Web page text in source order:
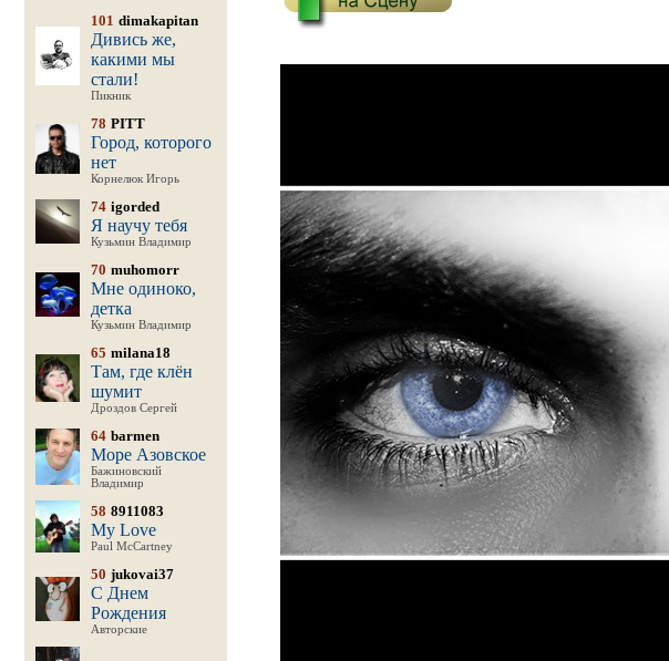
101 dimakapitan
Дивись же,
какими мы
стали!
Пикник
78 PITT
Город, которого
нет
Корнелюк Игорь
74 igorded
Я научу тебя
Кузьмин Владимир
70 muhomorr
Мне одиноко,
детка
Кузьмин Владимир
65 milana18
Там, где клён
шумит
Дроздов Сергей
64 barmen
Море Азовское
Бажиновский
Владимир
58 8911083
My Love
Paul McCartney
50 jukovai37
С Днем
Рождения
Авторские